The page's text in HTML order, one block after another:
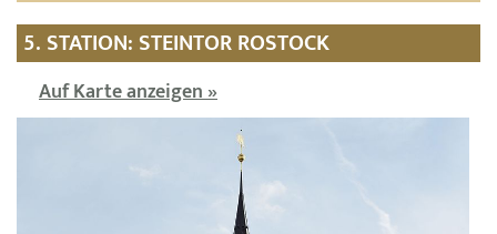
5. STATION: STEINTOR ROSTOCK
Auf Karte anzeigen »